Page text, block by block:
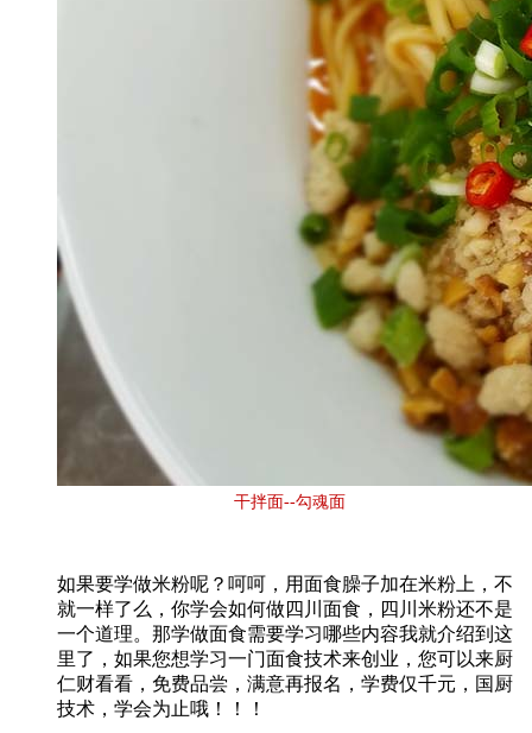
干拌面--勾魂面
如果要学做米粉呢？呵呵，用面食臊子加在米粉上，不
就一样了么，你学会如何做四川面食，四川米粉还不是
一个道理。那学做面食需要学习哪些内容我就介绍到这
里了，如果您想学习一门面食技术来创业，您可以来厨
仁财看看，免费品尝，满意再报名，学费仅千元，国厨
技术，学会为止哦！！！